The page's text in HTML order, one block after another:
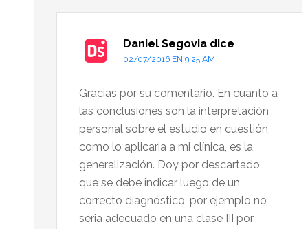
Daniel Segovia dice
02/07/2016 EN 9:25 AM
Gracias por su comentario. En cuanto a
las conclusiones son la interpretación
personal sobre el estudio en cuestión,
como lo aplicaria a mi clínica, es la
generalización. Doy por descartado
que se debe indicar luego de un
correcto diagnóstico, por ejemplo no
seria adecuado en una clase III por